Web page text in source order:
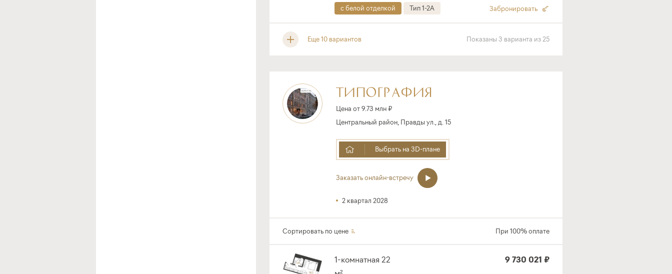
с белой отделкой Тип 1-2A Забронировать
Еще 10 вариантов Показаны 3 варианта из25
ТИПОГРАФИЯ
Цена от 9.73 млн ₽
Центральный район, Правды ул., д. 15
Выбрать на 3D-плане
Заказать онлайн-встречу
2 квартал 2028
Сортировать по цене При 100% оплате
1-комнатная 22
9 730 021 ₽